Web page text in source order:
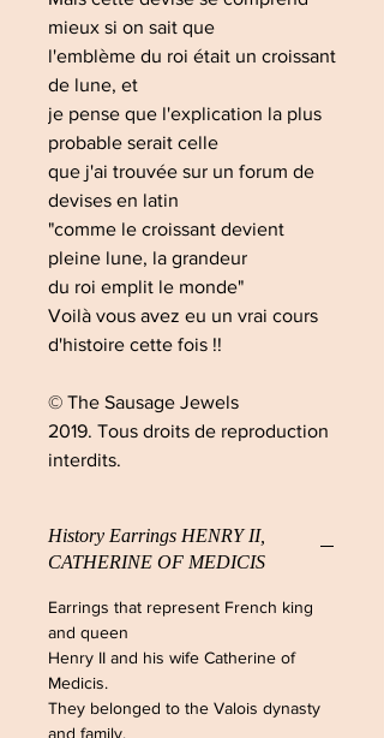
mieux si on sait que
l'emblème du roi était un croissant
de lune, et
je pense que l'explication la plus
probable serait celle
que j'ai trouvée sur un forum de
devises en latin
"comme le croissant devient
pleine lune, la grandeur
du roi emplit le monde"
Voilà vous avez eu un vrai cours
d'histoire cette fois !!
© The Sausage Jewels
2019. Tous droits de reproduction
interdits.
History Earrings HENRY II,
CATHERINE OF MEDICIS
Earrings that represent French king
and queen
Henry II and his wife Catherine of
Medicis.
They belonged to the Valois dynasty
and family.